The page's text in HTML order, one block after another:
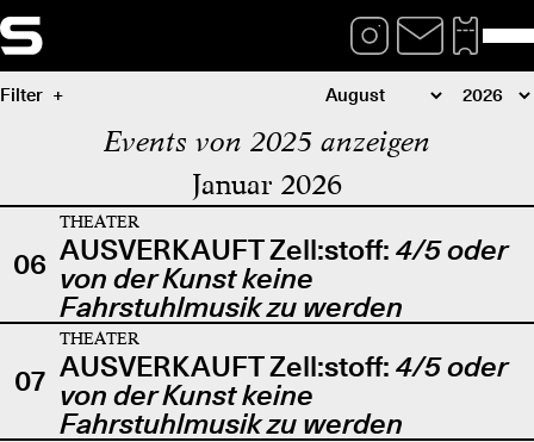
Filter
Events von 2025 anzeigen
Januar 2026
06
THEATER
AUSVERKAUFT Zell:stoff: 4/5 oder
von der Kunst keine
Fahrstuhlmusik zu werden
07
THEATER
AUSVERKAUFT Zell:stoff: 4/5 oder
von der Kunst keine
Fahrstuhlmusik zu werden